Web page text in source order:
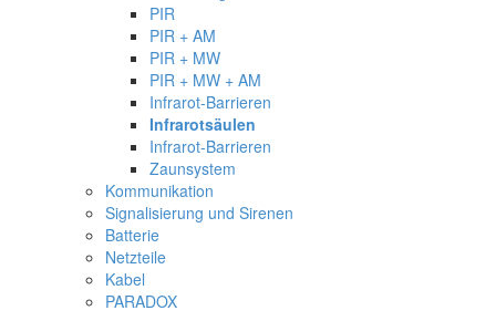
PIR
PIR + AM
PIR + MW
PIR + MW + AM
Infrarot-Barrieren
Infrarotsäulen
Infrarot-Barrieren
Zaunsystem
Kommunikation
Signalisierung und Sirenen
Batterie
Netzteile
Kabel
PARADOX